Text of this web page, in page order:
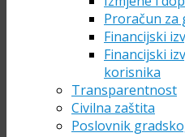
Proračun za
Financijski
Financijski
korisnika
Transparentnost
Civilna zaštita
Poslovnik